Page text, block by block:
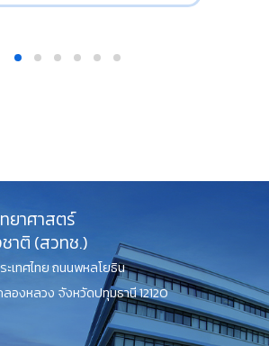
ยาศาสตร์
าติ (สวทช.)
ะเทศไทย ถนนพหลโยธิน
องหลวง จังหวัดปทุมธานี 12120